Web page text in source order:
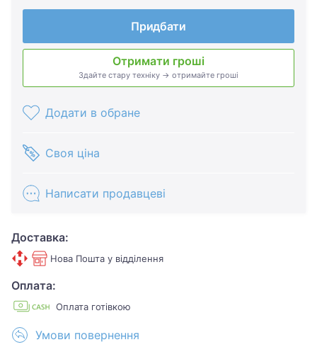
Придбати
Отримати гроші
Здайте стару техніку → отримайте гроші
Додати в обране
Своя ціна
Написати продавцеві
Доставка:
Нова Пошта у відділення
Оплата:
Оплата готівкою
Умови повернення